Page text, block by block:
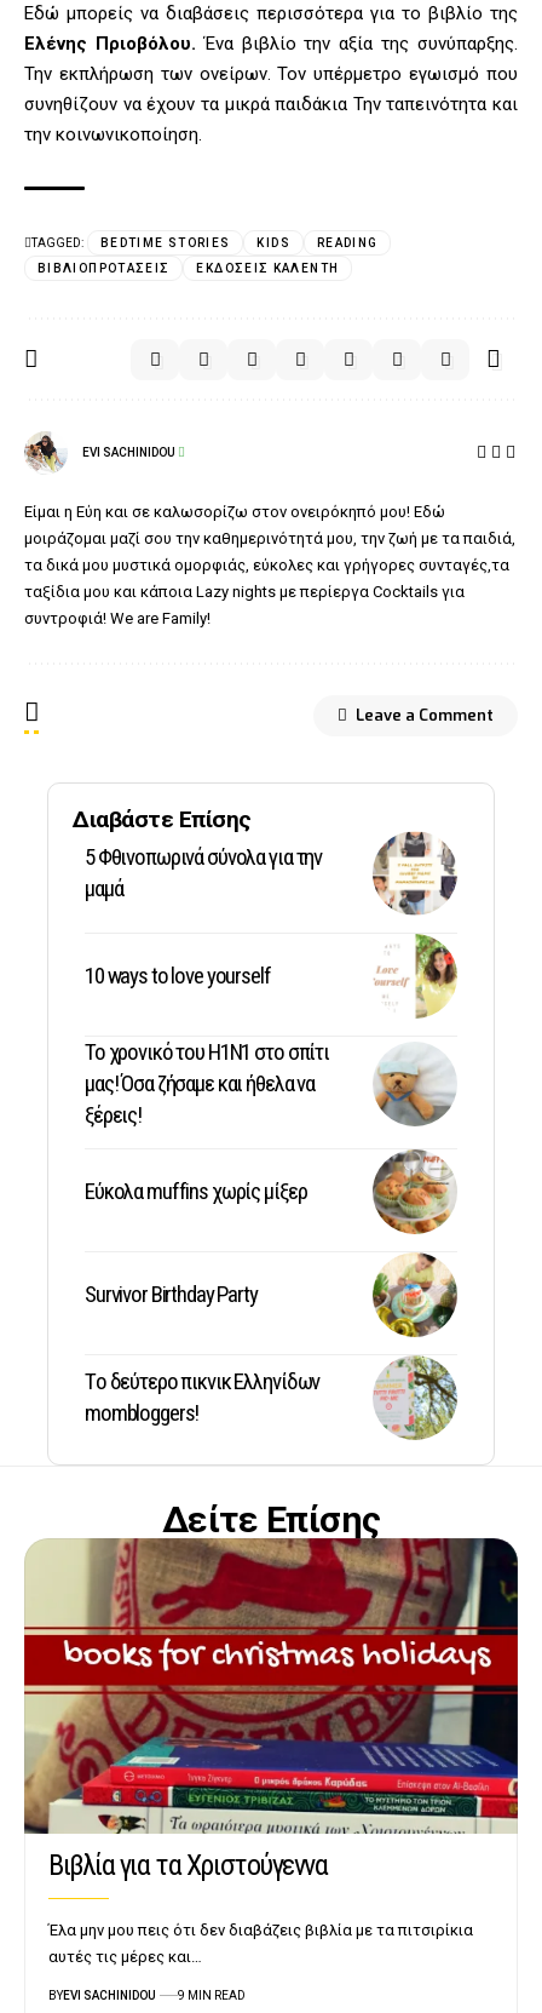
Εδώ μπορείς να διαβάσεις περισσότερα για το βιβλίο της
Ελένης Πριοβόλου. Ένα βιβλίο την αξία της συνύπαρξης.
Την εκπλήρωση των ονείρων. Τον υπέρμετρο εγωισμό που
συνηθίζουν να έχουν τα μικρά παιδάκια Την ταπεινότητα και
την κοινωνικοποίηση.
TAGGED: BEDTIME STORIES KIDS
READING
ΒΙΒΛΙΟΠΡΟΤΆΣΕΙΣ
ΕΚΔΌΣΕΙΣ ΚΑΛΈΝΤΗ
EVI SACHINIDOU
Είμαι η Εύη και σε καλωσορίζω στον ονειρόκηπό μου! Εδώ
μοιράζομαι μαζί σου την καθημερινότητά μου, την ζωή με τα παιδιά,
τα δικά μου μυστικά ομορφιάς, εύκολες και γρήγορες συνταγές,τα
ταξίδια μου και κάποια Lazy nights με περίεργα Cocktails για
συντροφιά! We are Family!
Leave a Comment
Διαβάστε Επίσης
5 Φθινοπωρινά σύνολα για την
μαμά
10 ways to love yourself
Το χρονικό του Η1Ν1 στο σπίτι
μας! Όσα ζήσαμε και ήθελα να
ξέρεις!
Εύκολα muffins χωρίς μίξερ
Survivor Birthday Party
Tο δεύτερο πικνικ Ελληνίδων
mombloggers!
Δείτε Επίσης
Βιβλία για τα Χριστούγεννα
Έλα μην μου πεις ότι δεν διαβάζεις βιβλία με τα πιτσιρίκια
αυτές τις μέρες και…
BYEVI SACHINIDOU 9 MIN READ